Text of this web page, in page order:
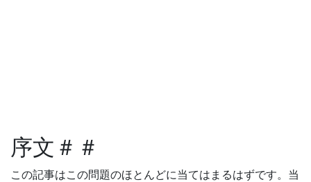
序文＃＃
この記事はこの問題のほとんどに当てはまるはずです。当